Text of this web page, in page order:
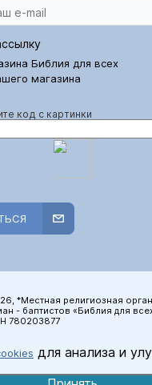
Библия для всех
магазина
код с картинки
*Местная религиозная
- баптистов «Библия для
780203877
для анализа и